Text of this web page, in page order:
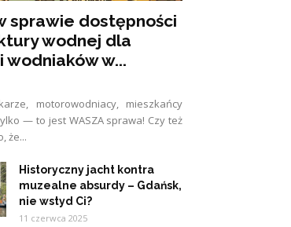
sprawie dostępności
wodnej dla
wodniaków w...
motorowodniacy, mieszkańcy
— to jest WASZA sprawa! Czy też
że...
Historyczny jacht kontra
muzealne absurdy – Gdańsk,
nie wstyd Ci?
11 czerwca 2025